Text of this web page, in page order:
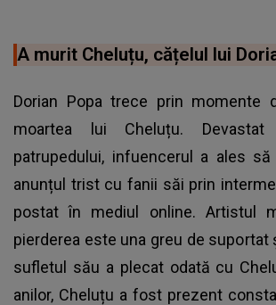
A murit Cheluțu, cățelul lui
Dorian Popa trece prin momente
moartea lui Cheluțu. Devastat
patrupedului, infuencerul a ales
anunțul trist cu fanii săi prin
postat în mediul online. Artistul
pierderea este una greu de suportat
sufletul său a plecat odată cu
anilor, Cheluțu a fost prezent